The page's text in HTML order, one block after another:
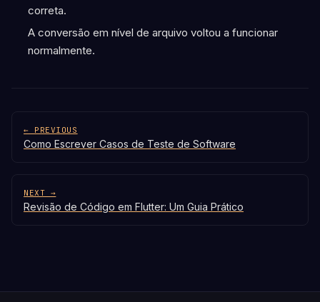
correta.
A conversão em nível de arquivo voltou a funcionar
normalmente.
← PREVIOUS
Como Escrever Casos de Teste de Software
NEXT →
Revisão de Código em Flutter: Um Guia Prático